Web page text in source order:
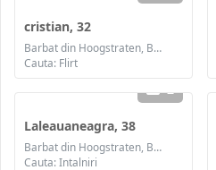
cristian, 32
Barbat din Hoogstraten, Belgia
Cauta: Flirt
2
Laleauaneagra, 38
Barbat din Hoogstraten, Belgia
Cauta: Intalniri